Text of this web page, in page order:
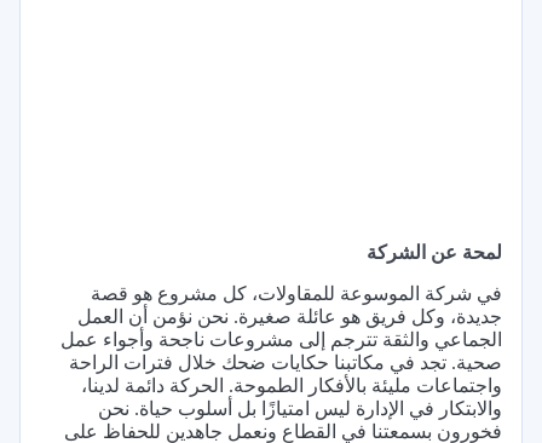
لمحة عن الشركة
في شركة الموسوعة للمقاولات، كل مشروع هو قصة
جديدة، وكل فريق هو عائلة صغيرة. نحن نؤمن أن العمل
الجماعي والثقة تترجم إلى مشروعات ناجحة وأجواء عمل
صحية. تجد في مكاتبنا حكايات ضحك خلال فترات الراحة
واجتماعات مليئة بالأفكار الطموحة. الحركة دائمة لدينا،
والابتكار في الإدارة ليس امتيازًا بل أسلوب حياة. نحن
فخورون بسمعتنا في القطاع ونعمل جاهدين للحفاظ على